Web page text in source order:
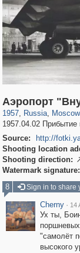
Аэропорт
1957, Russia
1,406,255
, Moscow
319,780 8,286
1957.04.02
Source:
http://
Shooting location
Shooting direction:
Watermark signature:
8
Sign in to share
Cherny · 14
Ух ты,
"самолёт
высокого